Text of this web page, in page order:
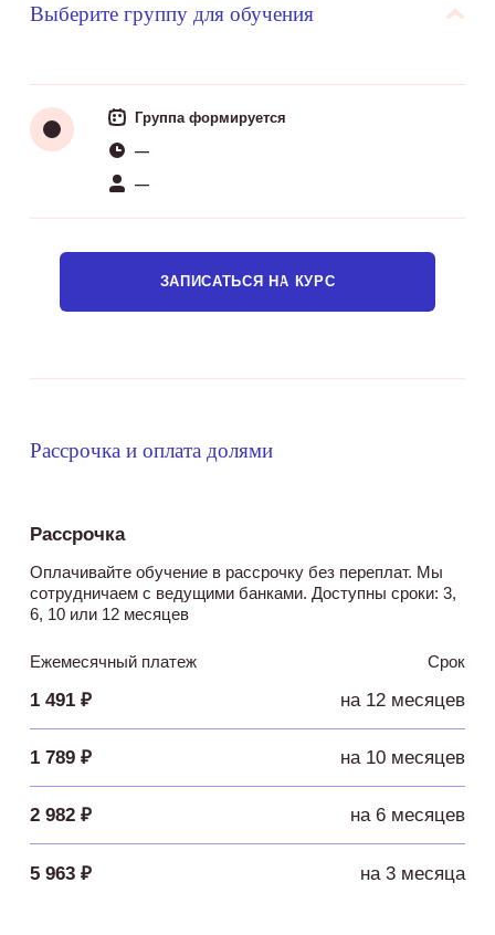
Выберите группу для обучения
Группа формируется
—
—
ЗАПИСАТЬСЯ НА КУРС
Рассрочка и оплата долями
Рассрочка
Оплачивайте обучение в рассрочку без переплат. Мы
сотрудничаем с ведущими банками. Доступны сроки: 3,
6, 10 или 12 месяцев
Ежемесячный платеж Срок
1 491 ₽ на 12 месяцев
1 789 ₽ на 10 месяцев
2 982 ₽ на 6 месяцев
5 963 ₽ на 3 месяца